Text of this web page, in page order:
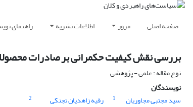
صفحه اصلی مرور اطلاعات نشریه راهنمای
بررسی نقش کیفیت حکمرانی بر صادرات
نوع مقاله : علمی - پژوهشی
نویسندگان
سید مجتبی مجاوریان
1 رقیه زاهدیان تجنکی
2